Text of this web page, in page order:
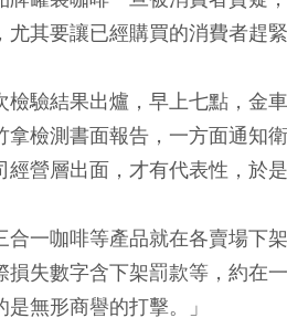
尤其要讓已經購買的消費者趕緊
檢驗結果出爐，早上七點，金
拿檢測書面報告，一方面通知
經營層出面，才有代表性，於
合一咖啡等產品就在各賣場下
損失數字含下架罰款等，約在
無形商譽的打擊。」